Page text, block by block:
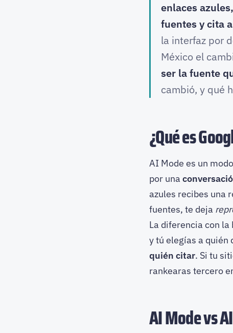
enlaces
fuentes y cita
la interfaz por
México el
ser la fuente
cambió, y qué
¿Qué es
AI Mode es un
por una
azules recibes una
fuentes, te deja
La diferencia con la
y tú elegías a quién
quién citar. Si tu
rankearas tercero
AI Mode vs